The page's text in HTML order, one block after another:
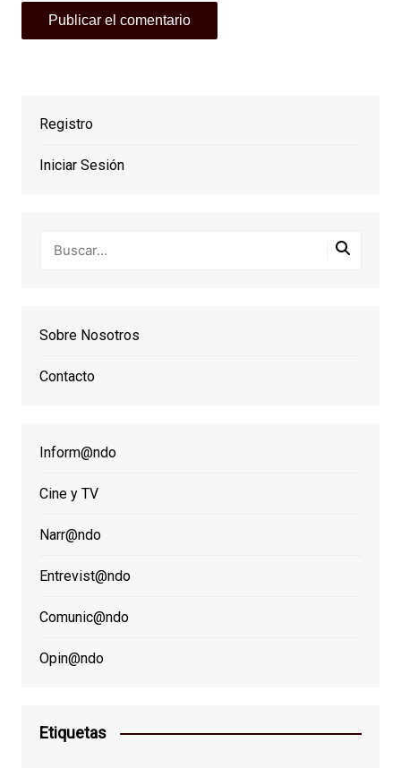
Registro
Iniciar Sesión
Sobre Nosotros
Contacto
Inform@ndo
Cine y TV
Narr@ndo
Entrevist@ndo
Comunic@ndo
Opin@ndo
Etiquetas